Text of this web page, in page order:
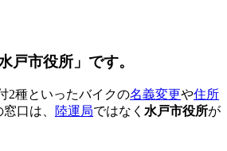
戸市役所」です。
2種といったバイクの名義変更や住所
口は、 陸運局ではなく 水戸市役所が